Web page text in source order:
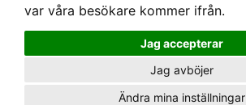
var våra besökare kommer ifrån.
Jag accepterar
Jag avböjer
Ändra mina inställningar